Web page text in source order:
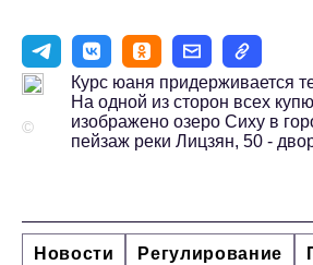
©
Курс юаня придерживается
На одной из сторон всех
изображено озеро Сиху в
пейзаж реки Лицзян, 50 -
Новости Регулирование